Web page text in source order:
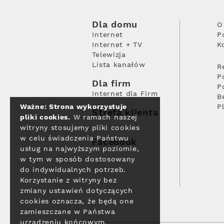
Dla domu
Internet
Internet + TV
Telewizja
Lista kanałów
Dla firm
Internet dla Firm
Strefa klienta
Facebook
Ważne: Strona wykorzystuje
pliki cookies. W ramach naszej
witryny stosujemy pliki cookies
w celu świadczenia Państwu
usług na najwyższym poziomie,
w tym w sposób dostosowany
do indywidualnych potrzeb.
Korzystanie z witryny bez
zmiany ustawień dotyczących
cookies oznacza, że będą one
zamieszczane w Państwa